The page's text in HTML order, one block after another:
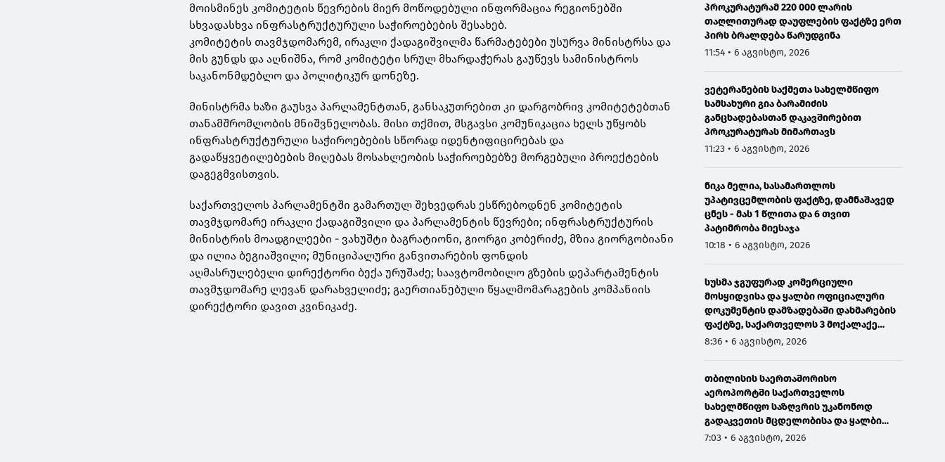
მოისმინეს კომიტეტის წევრების მიერ მოწოდებული ინფორმაცია რეგიონებში
სხვადასხვა ინფრასტრუქტურული საჭიროებების შესახებ.
კომიტეტის თავმჯდომარემ, ირაკლი ქადაგიშვილმა წარმატებები უსურვა მინისტრსა და
მის გუნდს და აღნიშნა, რომ კომიტეტი სრულ მხარდაჭერას გაუწევს სამინისტროს
საკანონმდებლო და პოლიტიკურ დონეზე.
მინისტრმა ხაზი გაუსვა პარლამენტთან, განსაკუთრებით კი დარგობრივ კომიტეტებთან
თანამშრომლობის მნიშვნელობას. მისი თქმით, მსგავსი კომუნიკაცია ხელს უწყობს
ინფრასტრუქტურული საჭიროებების სწორად იდენტიფიცირებას და
გადაწყვეტილებების მიღებას მოსახლეობის საჭიროებებზე მორგებული პროექტების
დაგეგმვისთვის.
საქართველოს პარლამენტში გამართულ შეხვედრას ესწრებოდნენ კომიტეტის
თავმჯდომარე ირაკლი ქადაგიშვილი და პარლამენტის წევრები; ინფრასტრუქტურის
მინისტრის მოადგილეები - ვახუშტი ბაგრატიონი, გიორგი კობერიძე, მზია გიორგობიანი
და ილია ბეგიაშვილი; მუნიციპალური განვითარების ფონდის
აღმასრულებელი დირექტორი ბექა ურუშაძე; საავტომობილო გზების დეპარტამენტის
თავმჯდომარე ლევან დარახველიძე; გაერთიანებული წყალმომარაგების კომპანიის
დირექტორი დავით კვინიკაძე.
პროკურატურამ 220 000 ლარის
თაღლითურად დაუფლების ფაქტზე ერთ
პირს ბრალდება წარუდგინა
11:54 • 6 აგვისტო, 2026
ვეტერანების საქმეთა სახელმწიფო
სამსახური გია ბარამიძის
განცხადებასთან დაკავშირებით
პროკურატურას მიმართავს
11:23 • 6 აგვისტო, 2026
ნიკა მელია, სასამართლოს
უპატივცემლობის ფაქტზე, დამნაშავედ
ცნეს - მას 1 წლითა და 6 თვით
პატიმრობა მიესაჯა
10:18 • 6 აგვისტო, 2026
სუსმა ჯგუფურად კომერციული
მოსყიდვისა და ყალბი ოფიციალური
დოკუმენტის დამზადებაში დახმარების
ფაქტზე, საქართველოს 3 მოქალაქე
დააკავა
8:36 • 6 აგვისტო, 2026
თბილისის საერთაშორისო
აეროპორტში საქართველოს
სახელმწიფო საზღვრის უკანონოდ
გადაკვეთის მცდელობისა და ყალბი
დოკუმენტების გამოყენების
7:03 • 6 აგვისტო, 2026